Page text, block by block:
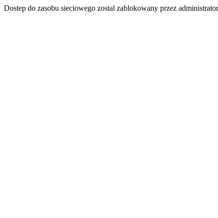
Dostep do zasobu sieciowego zostal zablokowany przez